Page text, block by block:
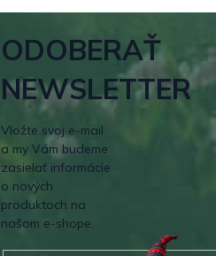
ODOBERAŤ
NEWSLETTER
Vložte svoj e-mail
a my Vám budeme
zasielať informácie
o nových
produktoch na
našom e-shope.